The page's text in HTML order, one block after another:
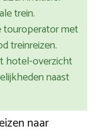
trein.
touroperator met
treinreizen.
hotel-overzicht
naast
naar